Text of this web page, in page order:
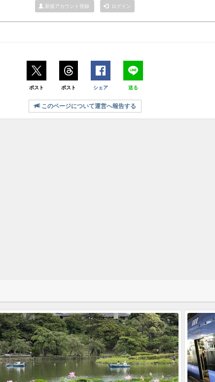
新規アカウント登録 ログイン
ポスト ポスト シェア 送る
このページについて運営へ報告する